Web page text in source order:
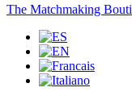
The Matchmaking